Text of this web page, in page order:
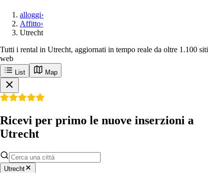
alloggi›
Affitto›
Utrecht
Tutti i rental in Utrecht, aggiornati in tempo reale da oltre 1.100 siti
web
List Map
Ricevi per primo le nuove inserzioni a
Utrecht
Utrecht